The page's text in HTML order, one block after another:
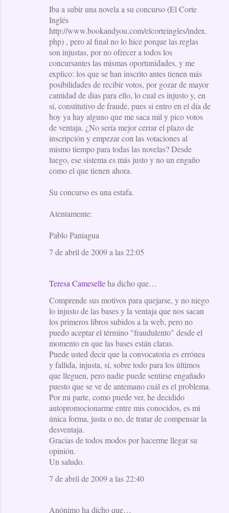
Iba a subir una novela a su concurso (El Corte
Inglés
http://www.bookandyou.com/elcorteingles/index.
php) , pero al final no lo hice porque las reglas
son injustas, por no ofrecer a todos los
concursantes las mismas oportunidades, y me
explico: los que se han inscrito antes tienen más
posibilidades de recibir votos, por gozar de mayor
cantidad de días para ello, lo cual es injusto y, en
sí, constitutivo de fraude, pues si entro en el día de
hoy ya hay alguno que me saca mil y pico votos
de ventaja. ¿No sería mejor cerrar el plazo de
inscripción y empezar con las votaciones al
mismo tiempo para todas las novelas? Desde
luego, ese sistema es más justo y no un engaño
como el que tienen ahora.
Su concurso es una estafa.
Atentamente:
Pablo Paniagua
7 de abril de 2009 a las 22:05
Teresa Cameselleha dicho que…
Comprende sus motivos para quejarse, y no niego
lo injusto de las bases y la ventaja que nos sacan
los primeros libros subidos a la web, pero no
puedo aceptar el término "fraudulento" desde el
momento en que las bases están claras.
Puede usted decir que la convocatoria es errónea
y fallida, injusta, sí, sobre todo para los últimos
que lleguen, pero nadie puede sentirse engañado
puesto que se ve de antemano cuál es el problema.
Por mi parte, como puede ver, he decidido
autopromocionarme entre mis conocidos, es mi
única forma, justa o no, de tratar de compensar la
desventaja.
Gracias de todos modos por hacerme llegar su
opinión.
Un saludo.
7 de abril de 2009 a las 22:40
Anónimo ha dicho que…